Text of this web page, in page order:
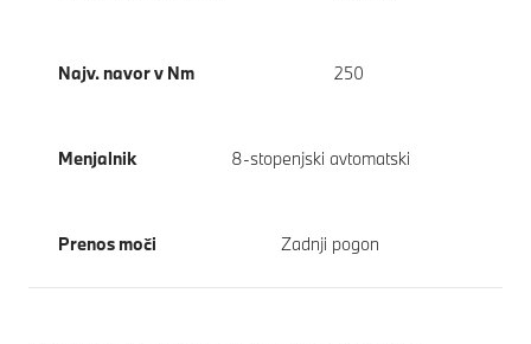
Najv. navor v Nm 250
Menjalnik 8-stopenjski avtomatski
Prenos moči Zadnji pogon